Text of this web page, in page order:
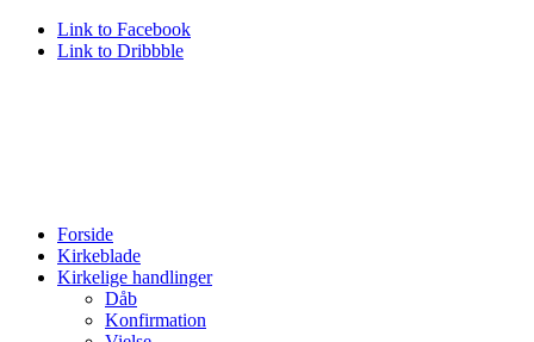
Link to Facebook
Link to Dribbble
Forside
Kirkeblade
Kirkelige handlinger
Dåb
Konfirmation